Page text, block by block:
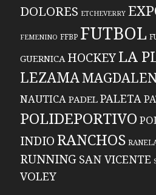
DOLORES ETCHEVERRY
FEMENINO FFBP FUTBOL
GUERNICA HOCKEYLA
LEZAMA
NAUTICA PADEL PALETA
POLIDEPORTIVO
INDIO RANCHOS
RUNNING SAN VICENTE
VOLEY